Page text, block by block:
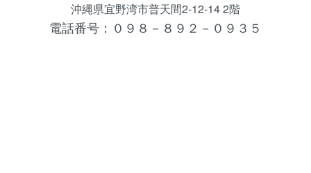
沖縄県宜野湾市普天間2-12-14 2階
電話番号：０９８－８９２－０９３５